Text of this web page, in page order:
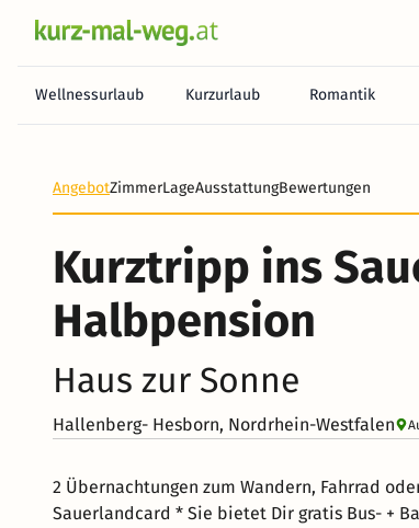
Wellnessurlaub Kurzurlaub Romantik
AngebotZimmerLageAusstattungBewertungen
Kurztripp ins
Halbpension
Haus zur Sonne
Hallenberg- Hesborn, Nordrhein-Westfalen
2 Übernachtungen zum Wandern, Fahrrad
Sauerlandcard * Sie bietet Dir gratis Bus- + Bahnfahren zu vielen Ausflugs- und Wanderzielen im Hochsauerland.